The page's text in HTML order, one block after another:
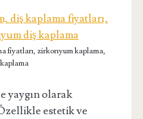
fiyatları, zirkonyum kaplama,
yaygın olarak
estetik ve